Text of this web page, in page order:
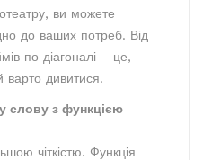
ви можете
до ваших потреб. Від
по діагоналі – це,
варто дивитися.
слову з функцією
чіткістю. Функція